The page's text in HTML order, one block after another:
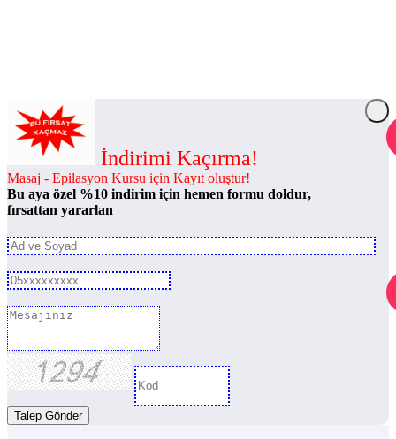
İndirimi Kaçırma!
Masaj - Epilasyon Kursu için Kayıt oluştur!
Bu aya özel %10 indirim için hemen formu doldur,
fırsattan yararlan